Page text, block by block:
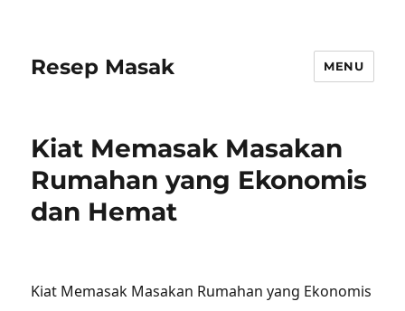
Resep Masak MENU
Kiat Memasak Masakan
Rumahan yang Ekonomis
dan Hemat
Kiat Memasak Masakan Rumahan yang Ekonomis